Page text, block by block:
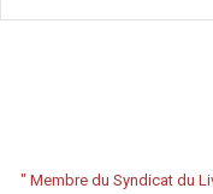
" Membre du Syndicat du